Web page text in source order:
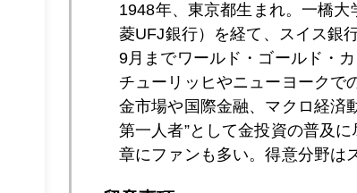
1948年、東京都生まれ。一橋
菱UFJ銀行）を経て、スイス銀
9月までワールド・ゴールド・
チューリッヒやニューヨークで
金市場や国際金融、マクロ経済
第一人者”として金投資の普及
章にファンも多い。得意分野は